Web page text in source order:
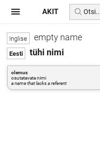
empty name
tühi nimi
olemus
osutatavata nimi
a name that lacks a referent
AKIT